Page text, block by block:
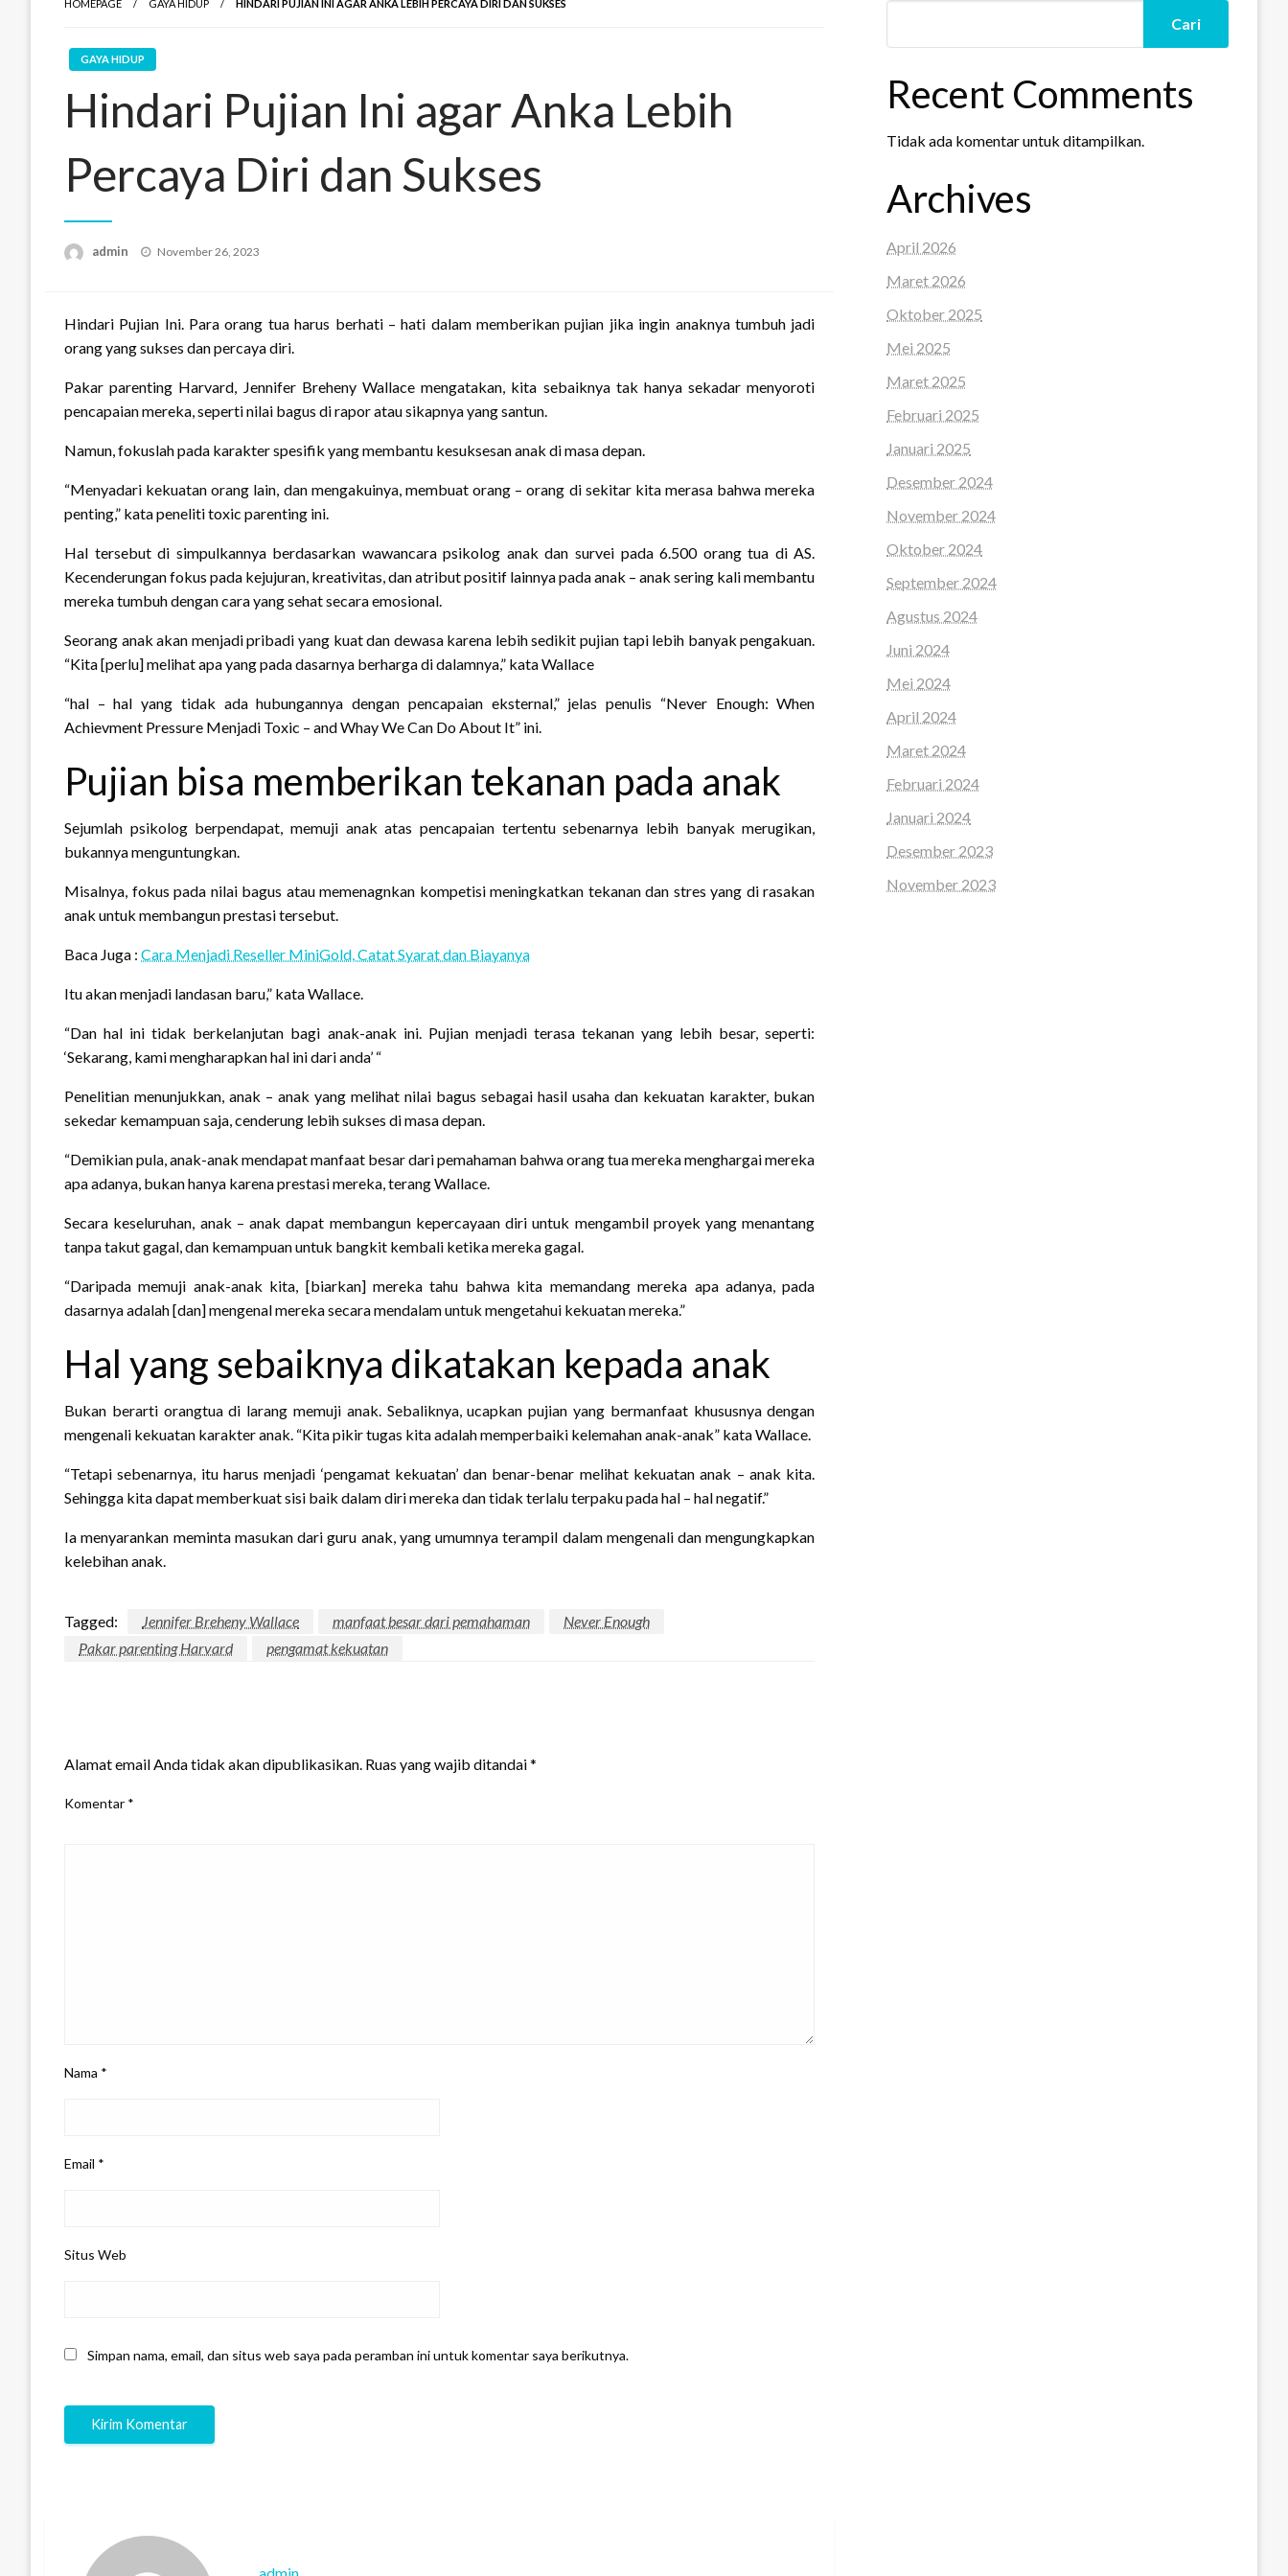
HOMEPAGE GAYA HIDUP HINDARI PUJIAN INI AGAR ANKA LEBIH PERCAYA DIRI DAN SUKSES
GAYA HIDUP
Hindari Pujian Ini agar Anka Lebih
Percaya Diri dan Sukses
admin
Posted
November 26, 2023
Hindari Pujian Ini. Para orang tua harus berhati – hati dalam memberikan pujian jika ingin anaknya tumbuh jadi
orang yang sukses dan percaya diri.
Pakar parenting Harvard, Jennifer Breheny Wallace mengatakan, kita sebaiknya tak hanya sekadar menyoroti
pencapaian mereka, seperti nilai bagus di rapor atau sikapnya yang santun.
Namun, fokuslah pada karakter spesifik yang membantu kesuksesan anak di masa depan.
“Menyadari kekuatan orang lain, dan mengakuinya, membuat orang – orang di sekitar kita merasa bahwa mereka
penting,” kata peneliti toxic parenting ini.
Hal tersebut di simpulkannya berdasarkan wawancara psikolog anak dan survei pada 6.500 orang tua di AS.
Kecenderungan fokus pada kejujuran, kreativitas, dan atribut positif lainnya pada anak – anak sering kali membantu
mereka tumbuh dengan cara yang sehat secara emosional.
Seorang anak akan menjadi pribadi yang kuat dan dewasa karena lebih sedikit pujian tapi lebih banyak pengakuan.
“Kita [perlu] melihat apa yang pada dasarnya berharga di dalamnya,” kata Wallace
“hal – hal yang tidak ada hubungannya dengan pencapaian eksternal,” jelas penulis “Never Enough: When
Achievment Pressure Menjadi Toxic – and Whay We Can Do About It” ini.
Pujian bisa memberikan tekanan pada anak
Sejumlah psikolog berpendapat, memuji anak atas pencapaian tertentu sebenarnya lebih banyak merugikan,
bukannya menguntungkan.
Misalnya, fokus pada nilai bagus atau memenagnkan kompetisi meningkatkan tekanan dan stres yang di rasakan
anak untuk membangun prestasi tersebut.
Baca Juga : Cara Menjadi Reseller MiniGold, Catat Syarat dan Biayanya
Itu akan menjadi landasan baru,” kata Wallace.
“Dan hal ini tidak berkelanjutan bagi anak-anak ini. Pujian menjadi terasa tekanan yang lebih besar, seperti:
‘Sekarang, kami mengharapkan hal ini dari anda’ “
Penelitian menunjukkan, anak – anak yang melihat nilai bagus sebagai hasil usaha dan kekuatan karakter, bukan
sekedar kemampuan saja, cenderung lebih sukses di masa depan.
“Demikian pula, anak-anak mendapat manfaat besar dari pemahaman bahwa orang tua mereka menghargai mereka
apa adanya, bukan hanya karena prestasi mereka, terang Wallace.
Secara keseluruhan, anak – anak dapat membangun kepercayaan diri untuk mengambil proyek yang menantang
tanpa takut gagal, dan kemampuan untuk bangkit kembali ketika mereka gagal.
“Daripada memuji anak-anak kita, [biarkan] mereka tahu bahwa kita memandang mereka apa adanya, pada
dasarnya adalah [dan] mengenal mereka secara mendalam untuk mengetahui kekuatan mereka.”
Hal yang sebaiknya dikatakan kepada anak
Bukan berarti orangtua di larang memuji anak. Sebaliknya, ucapkan pujian yang bermanfaat khususnya dengan
mengenali kekuatan karakter anak. “Kita pikir tugas kita adalah memperbaiki kelemahan anak-anak” kata Wallace.
“Tetapi sebenarnya, itu harus menjadi ‘pengamat kekuatan’ dan benar-benar melihat kekuatan anak – anak kita.
Sehingga kita dapat memberkuat sisi baik dalam diri mereka dan tidak terlalu terpaku pada hal – hal negatif.”
Ia menyarankan meminta masukan dari guru anak, yang umumnya terampil dalam mengenali dan mengungkapkan
kelebihan anak.
Tagged: Jennifer Breheny Wallace manfaat besar dari pemahaman
Never Enough
Pakar parenting Harvard
pengamat kekuatan
Alamat email Anda tidak akan dipublikasikan. Ruas yang wajib ditandai*
Komentar *
Nama *
Email *
Situs Web
Simpan nama, email, dan situs web saya pada peramban ini untuk komentar saya berikutnya.
Cari
Recent Comments
Tidak ada komentar untuk ditampilkan.
Archives
April 2026
Maret 2026
Oktober 2025
Mei 2025
Maret 2025
Februari 2025
Januari 2025
Desember 2024
November 2024
Oktober 2024
September 2024
Agustus 2024
Juni 2024
Mei 2024
April 2024
Maret 2024
Februari 2024
Januari 2024
Desember 2023
November 2023